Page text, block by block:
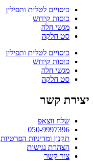
כיסויים לטלית ותפילין
כוסות קידוש
מגשי חלה
סט חלקה
כיסויים לטלית ותפילין
כוסות קידוש
מגשי חלה
סט חלקה
יצירת קשר
שלח ווצאפ
050-9997396
תקנון ומדיניות הפרטיות
הצהרת נגישות
צור קשר